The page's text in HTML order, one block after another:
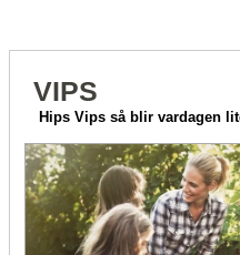
HITTA PÅ TILLSAMMANS
OM VIPS
BLOGG
VIPS
Hips Vips så blir vardagen